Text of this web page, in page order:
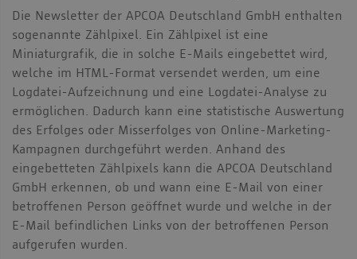
Die Newsletter der APCOA Deutschland GmbH enthalten
sogenannte Zählpixel. Ein Zählpixel ist eine
Miniaturgrafik, die in solche E-Mails eingebettet wird,
welche im HTML-Format versendet werden, um eine
Logdatei-Aufzeichnung und eine Logdatei-Analyse zu
ermöglichen. Dadurch kann eine statistische Auswertung
des Erfolges oder Misserfolges von Online-Marketing-
Kampagnen durchgeführt werden. Anhand des
eingebetteten Zählpixels kann die APCOA Deutschland
GmbH erkennen, ob und wann eine E-Mail von einer
betroffenen Person geöffnet wurde und welche in der
E-Mail befindlichen Links von der betroffenen Person
aufgerufen wurden.